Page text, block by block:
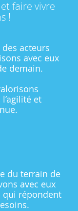
faire vivre
!
acteurs
avec eux
demain.
et
du terrain de
avec eux
qui répondent